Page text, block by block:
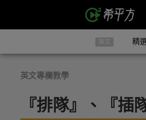
英文 精
英文專欄教學
『排隊』、『插